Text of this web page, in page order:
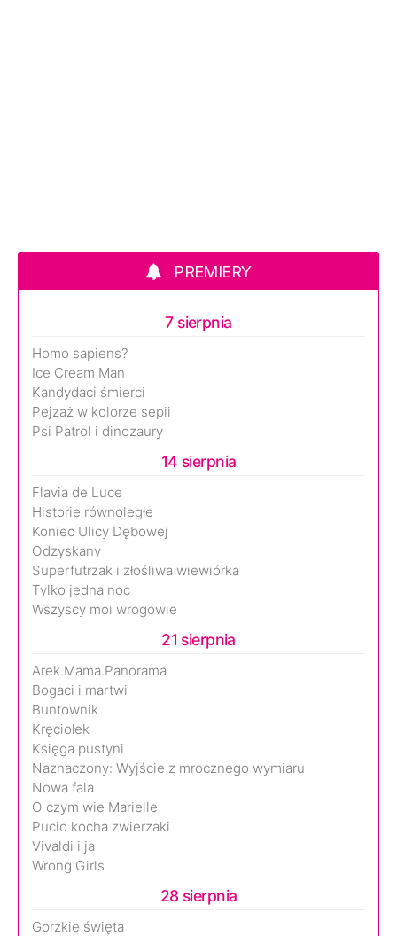
PREMIERY
7 sierpnia
Homo sapiens?
Ice Cream Man
Kandydaci śmierci
Pejzaż w kolorze sepii
Psi Patrol i dinozaury
14 sierpnia
Flavia de Luce
Historie równoległe
Koniec Ulicy Dębowej
Odzyskany
Superfutrzak i złośliwa wiewiórka
Tylko jedna noc
Wszyscy moi wrogowie
21 sierpnia
Arek.Mama.Panorama
Bogaci i martwi
Buntownik
Kręciołek
Księga pustyni
Naznaczony: Wyjście z mrocznego wymiaru
Nowa fala
O czym wie Marielle
Pucio kocha zwierzaki
Vivaldi i ja
Wrong Girls
28 sierpnia
Gorzkie święta